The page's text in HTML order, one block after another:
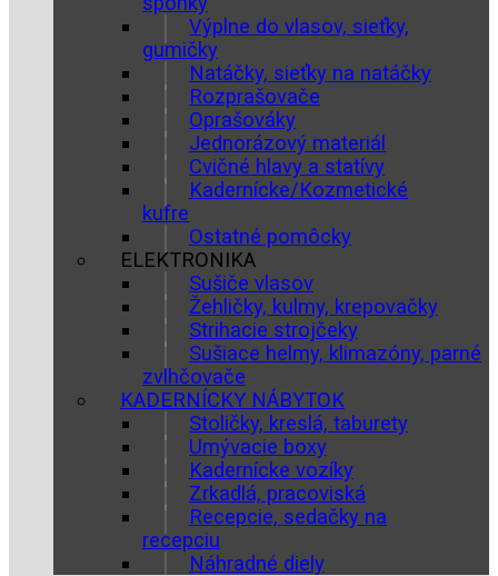
Výplne do vlasov, sieťky,
gumičky
Natáčky, sieťky na natáčky
Rozprašovače
Oprašováky
Jednorázový materiál
Cvičné hlavy a statívy
Kadernícke/Kozmetické
kufre
Ostatné pomôcky
ELEKTRONIKA
Sušiče vlasov
Žehličky, kulmy, krepovačky
Strihacie strojčeky
Sušiace helmy, klimazóny, parné
zvlhčovače
KADERNÍCKY NÁBYTOK
Stoličky, kreslá, taburety
Umývacie boxy
Kadernícke vozíky
Zrkadlá, pracoviská
Recepcie, sedačky na
recepciu
Náhradné diely